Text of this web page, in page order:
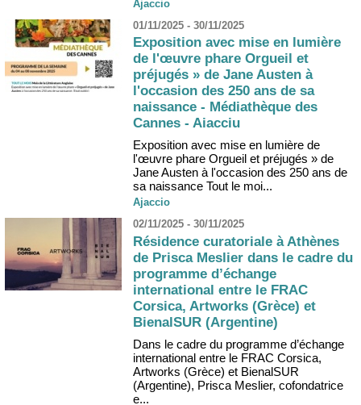
Ajaccio
01/11/2025 - 30/11/2025
Exposition avec mise en lumière
de l'œuvre phare Orgueil et
préjugés » de Jane Austen à
l'occasion des 250 ans de sa
naissance - Médiathèque des
Cannes - Aiacciu
Exposition avec mise en lumière de
l'œuvre phare Orgueil et préjugés » de
Jane Austen à l'occasion des 250 ans de
sa naissance Tout le moi...
Ajaccio
02/11/2025 - 30/11/2025
Résidence curatoriale à Athènes
de Prisca Meslier dans le cadre du
programme d’échange
international entre le FRAC
Corsica, Artworks (Grèce) et
BienalSUR (Argentine)
Dans le cadre du programme d’échange
international entre le FRAC Corsica,
Artworks (Grèce) et BienalSUR
(Argentine), Prisca Meslier, cofondatrice
e...